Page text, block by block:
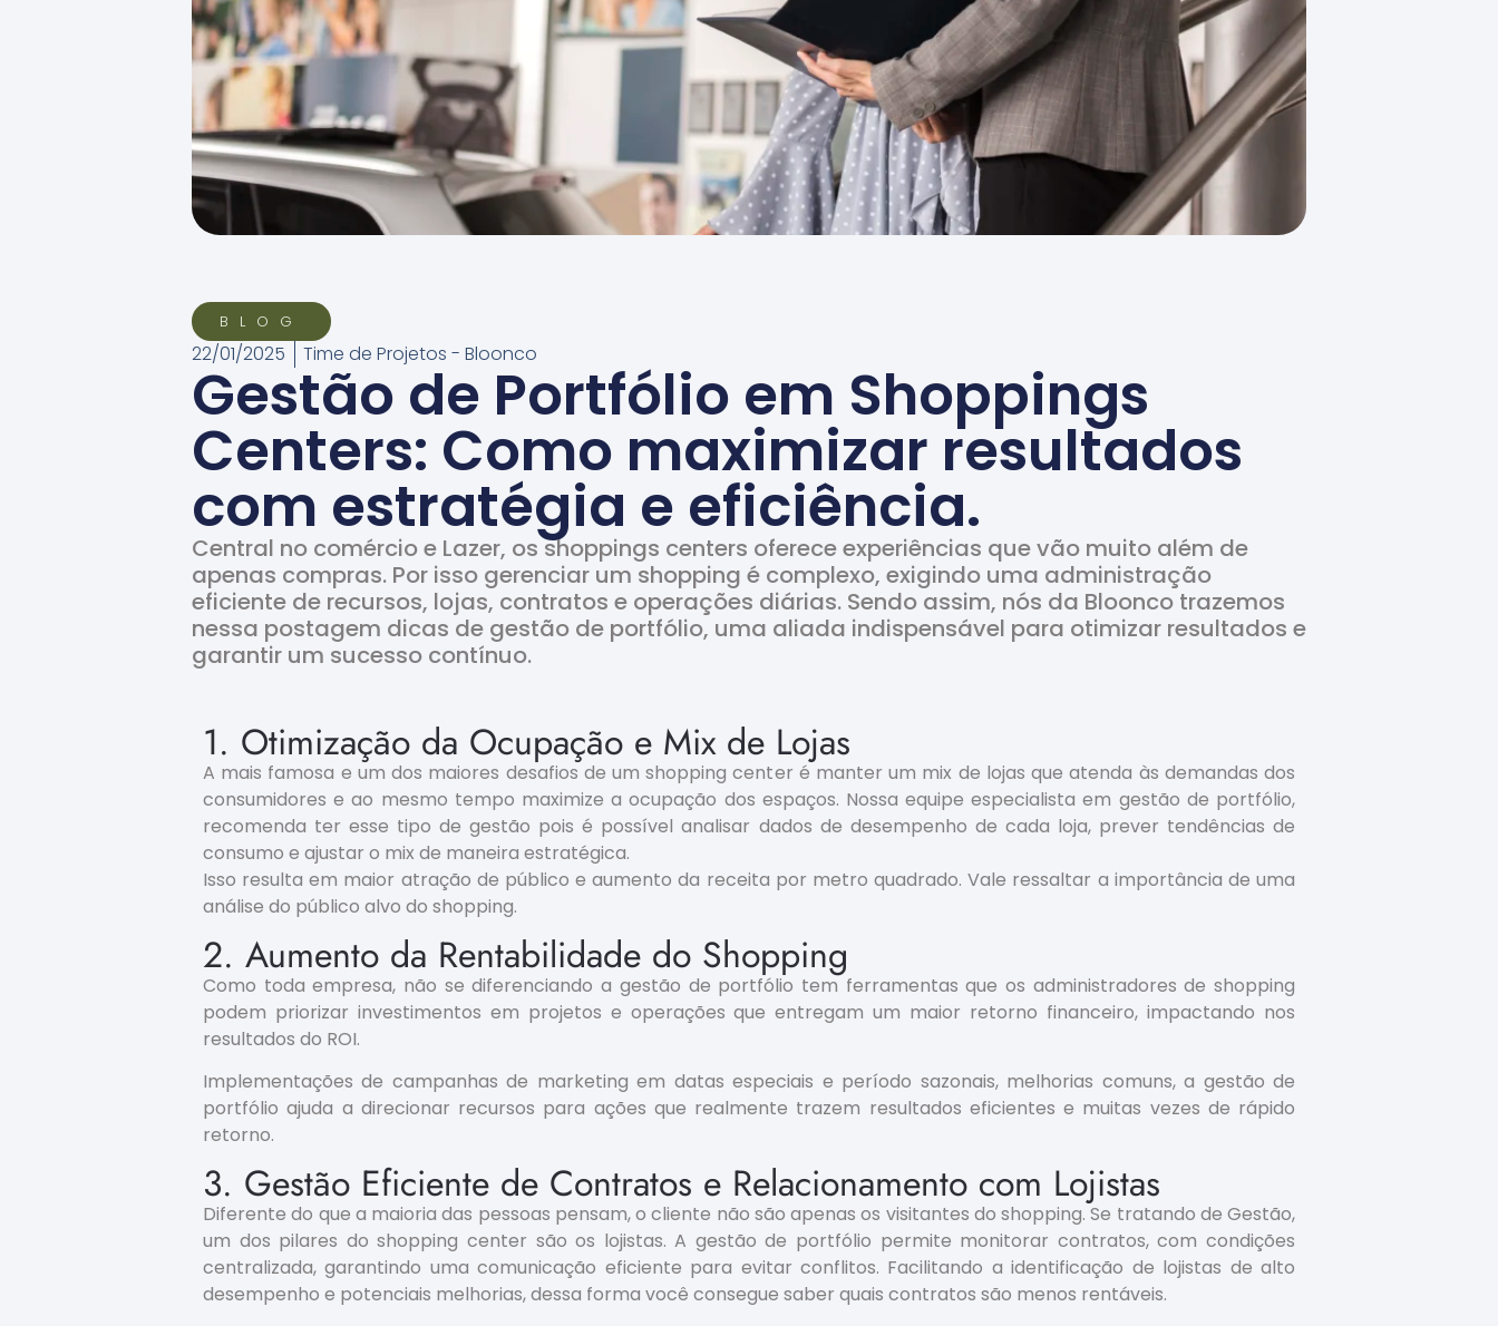
BLOG
22/01/2025 Time de Projetos - Bloonco
Gestão de Portfólio em Shoppings
Centers: Como maximizar resultados
com estratégia e eficiência.
Central no comércio e Lazer, os shoppings centers oferece experiências que vão muito além de
apenas compras. Por isso gerenciar um shopping é complexo, exigindo uma administração
eficiente de recursos, lojas, contratos e operações diárias. Sendo assim, nós da Bloonco trazemos
nessa postagem dicas de gestão de portfólio, uma aliada indispensável para otimizar resultados e
garantir um sucesso contínuo.
1. Otimização da Ocupação e Mix de Lojas
A mais famosa e um dos maiores desafios de um shopping center é manter um mix de lojas que atenda às demandas dos
consumidores e ao mesmo tempo maximize a ocupação dos espaços. Nossa equipe especialista em gestão de portfólio,
recomenda ter esse tipo de gestão pois é possível analisar dados de desempenho de cada loja, prever tendências de
consumo e ajustar o mix de maneira estratégica.
Isso resulta em maior atração de público e aumento da receita por metro quadrado. Vale ressaltar a importância de uma
análise do público alvo do shopping.
2. Aumento da Rentabilidade do Shopping
Como toda empresa, não se diferenciando a gestão de portfólio tem ferramentas que os administradores de shopping
podem priorizar investimentos em projetos e operações que entregam um maior retorno financeiro, impactando nos
resultados do ROI.
Implementações de campanhas de marketing em datas especiais e período sazonais, melhorias comuns, a gestão de
portfólio ajuda a direcionar recursos para ações que realmente trazem resultados eficientes e muitas vezes de rápido
retorno.
3. Gestão Eficiente de Contratos e Relacionamento com Lojistas
Diferente do que a maioria das pessoas pensam, o cliente não são apenas os visitantes do shopping. Se tratando de Gestão,
um dos pilares do shopping center são os lojistas. A gestão de portfólio permite monitorar contratos, com condições
centralizada, garantindo uma comunicação eficiente para evitar conflitos. Facilitando a identificação de lojistas de alto
desempenho e potenciais melhorias, dessa forma você consegue saber quais contratos são menos rentáveis.